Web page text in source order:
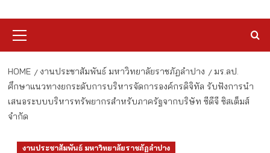
Menu
HOME งานประชาสัมพันธ์ มหาวิทยาลัยราชภัฏลำปาง
มร.ลป.
ศึกษาแนวทางยกระดับการบริหารจัดการองค์กรดิจิทัล รับฟังการนำ
เสนอระบบบริหารทรัพยากรสำหรับภาครัฐจากบริษัท ซีดีจี ซิสเต็มส์
จำกัด
งานประชาสัมพันธ์ มหาวิทยาลัยราชภัฏลำปาง